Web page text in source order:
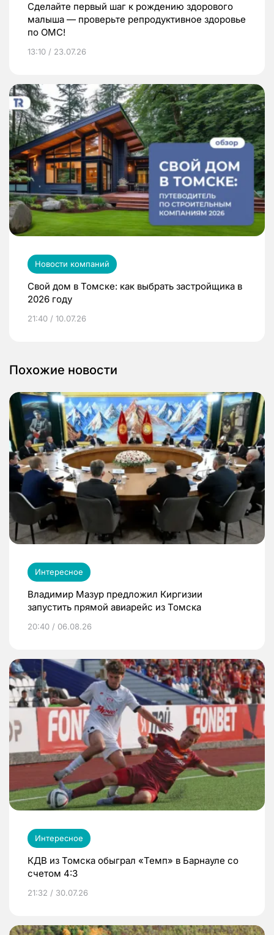
Сделайте первый шаг к рождению здорового
малыша — проверьте репродуктивное здоровье
по ОМС!
13:10 / 23.07.26
Новости компаний
Свой дом в Томске: как выбрать застройщика в
2026 году
21:40 / 10.07.26
Похожие новости
Интересное
Владимир Мазур предложил Киргизии
запустить прямой авиарейс из Томска
20:40 / 06.08.26
Интересное
КДВ из Томска обыграл «Темп» в Барнауле со
счетом 4:3
21:32 / 30.07.26